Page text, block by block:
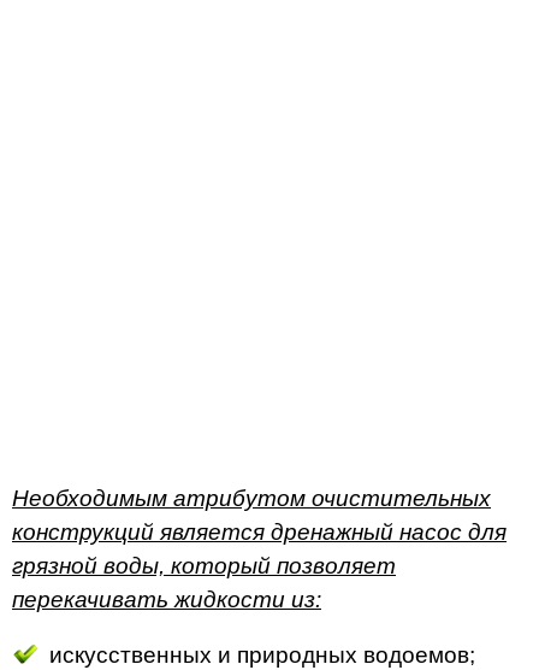
Необходимым атрибутом очистительных
конструкций является дренажный насос для
грязной воды, который позволяет
перекачивать жидкости из:
искусственных и природных водоемов;